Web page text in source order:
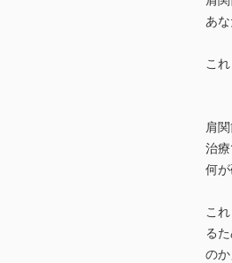
あ
こ
肩
治
何
こ
る
の